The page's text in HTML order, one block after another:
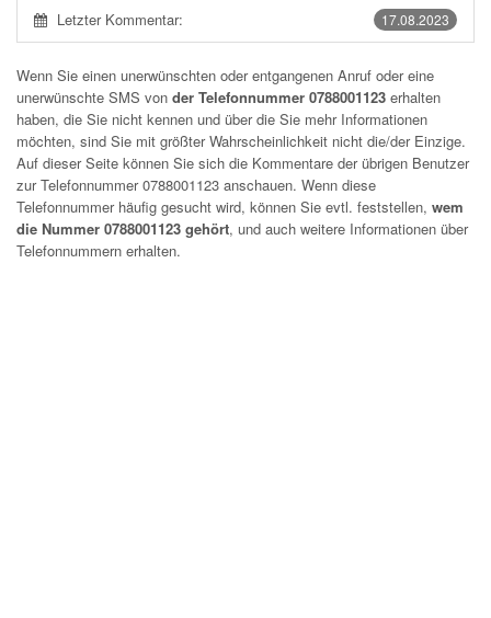
17.08.2023
Letzter Kommentar:
Wenn Sie einen unerwünschten oder entgangenen Anruf oder eine
unerwünschte SMS von der Telefonnummer 0788001123 erhalten
haben, die Sie nicht kennen und über die Sie mehr Informationen
möchten, sind Sie mit größter Wahrscheinlichkeit nicht die/der Einzige.
Auf dieser Seite können Sie sich die Kommentare der übrigen Benutzer
zur Telefonnummer0788001123 anschauen. Wenn diese
Telefonnummer häufig gesucht wird, können Sie evtl. feststellen, wem
die Nummer 0788001123 gehört, und auch weitere Informationen über
Telefonnummern erhalten.